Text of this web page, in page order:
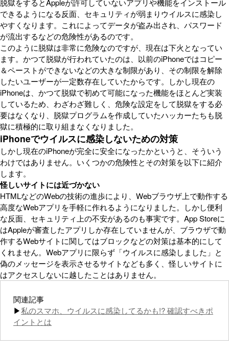
脱獄をするとAppleが許可していないアプリや機能をインストール
できるようになる反面、セキュリティが弱まりウイルスに感染し
やすくなります。これによってデータが盗み出され、パスワード
が流出するなどの危険性があるのです。
このように脱獄は非常に危険なのですが、現在は下火となってい
ます。かつて脱獄が行われていたのは、以前のiPhoneではコピー
＆ペーストができないなどの大きな制限があり、その制限を解除
したいユーザーが一定数存在していたからです。しかし現在の
iPhoneは、かつて脱獄で初めて可能になった機能をほとんど実装
しているため、わざわざ難しく、危険な設定をして脱獄をする必
要はなくなり、脱獄プログラムを作成していたハッカーたちも脱
獄に積極的に取り組まなくなりました。
iPhoneでウイルスに感染しないための対策
しかし現在のiPhoneが完全に安全になったかというと、そういう
わけではありません。いくつかの危険性とその対策を以下に紹介
します。
怪しいサイトには近づかない
HTMLなどのWebの技術の進歩により、Webブラウザ上で動作する
高度なWebアプリを手軽に作れるようになりました。しかし便利
な反面、セキュリティ上の不安があるのも事実です。App Storeに
はAppleが審査したアプリしか存在していませんが、ブラウザで動
作するWebサイトに関してはブロックなどの対策は基本的にして
くれません。Webアプリに限らず「ウイルスに感染しました」と
偽のメッセージを表示させるサイトなども多く、怪しいサイトに
はアクセスしないに越したことはありません。
関連記事
▶私のスマホ、ウイルスに感染してるかも!? 確認すべきポ
イントとは